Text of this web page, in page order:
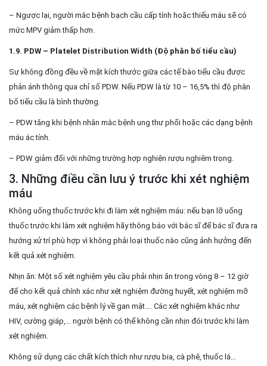
– Ngược lại, người mắc bệnh bạch cầu cấp tính hoặc thiếu máu sẽ có
mức MPV giảm thấp hơn.
1.9. PDW – Platelet Distribution Width (Độ phân bố tiểu cầu)
Sự không đồng đều về mặt kích thước giữa các tế bào tiểu cầu được
phản ánh thông qua chỉ số PDW. Nếu PDW là từ 10 – 16,5% thì độ phân
bố tiểu cầu là bình thường.
– PDW tăng khi bệnh nhân mắc bệnh ung thư phổi hoặc các dạng bệnh
máu ác tính.
– PDW giảm đối với những trường hợp nghiện rượu nghiêm trọng.
3. Những điều cần lưu ý trước khi xét nghiệm
máu
Không uống thuốc trước khi đi làm xét nghiệm máu: nếu bạn lỡ uống
thuốc trước khi làm xét nghiệm hãy thông báo với bác sĩ để bác sĩ đưa ra
hướng xử trí phù hợp vì không phải loại thuốc nào cũng ảnh hưởng đến
kết quả xét nghiệm.
Nhịn ăn: Một số xét nghiệm yêu cầu phải nhịn ăn trong vòng 8 – 12 giờ
để cho kết quả chính xác như xét nghiệm đường huyết, xét nghiệm mỡ
máu, xét nghiệm các bệnh lý về gan mật…. Các xét nghiệm khác như
HIV, cường giáp,… người bệnh có thể không cần nhịn đói trước khi làm
xét nghiệm.
Không sử dụng các chất kích thích như rượu bia, cà phê, thuốc lá…